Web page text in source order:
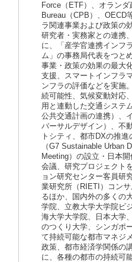
Force（ETF）、オラン
Bureau（CPB）、OECD
ラ関連事業および政策の
研究者・実務家との連携
に、「産学官連携インフ
ム」の事務局代表をつと
事業・政策の効果の最大
支援、スマートインフラ
ンフラの評価などを実施
続可能性、気候変動対応
用と連動した交通システ
公共交通計画の連携）、
バーサルデザイン）、不
トシティ、都市DXの推
（G7 Sustainable Urban
Meeting）の設立・日本
会議、研究プロジェクト
ョン研究センター客員研
業研究所（RIETI）コン
るほか、国内外の多くの
学院、立教大学大学院ビ
海大学大学院、日本大学
のつくり大学、シンガポ
て持続可能な都市マネジ
政策、都市経済学関係の
に、各種の都市の持続可